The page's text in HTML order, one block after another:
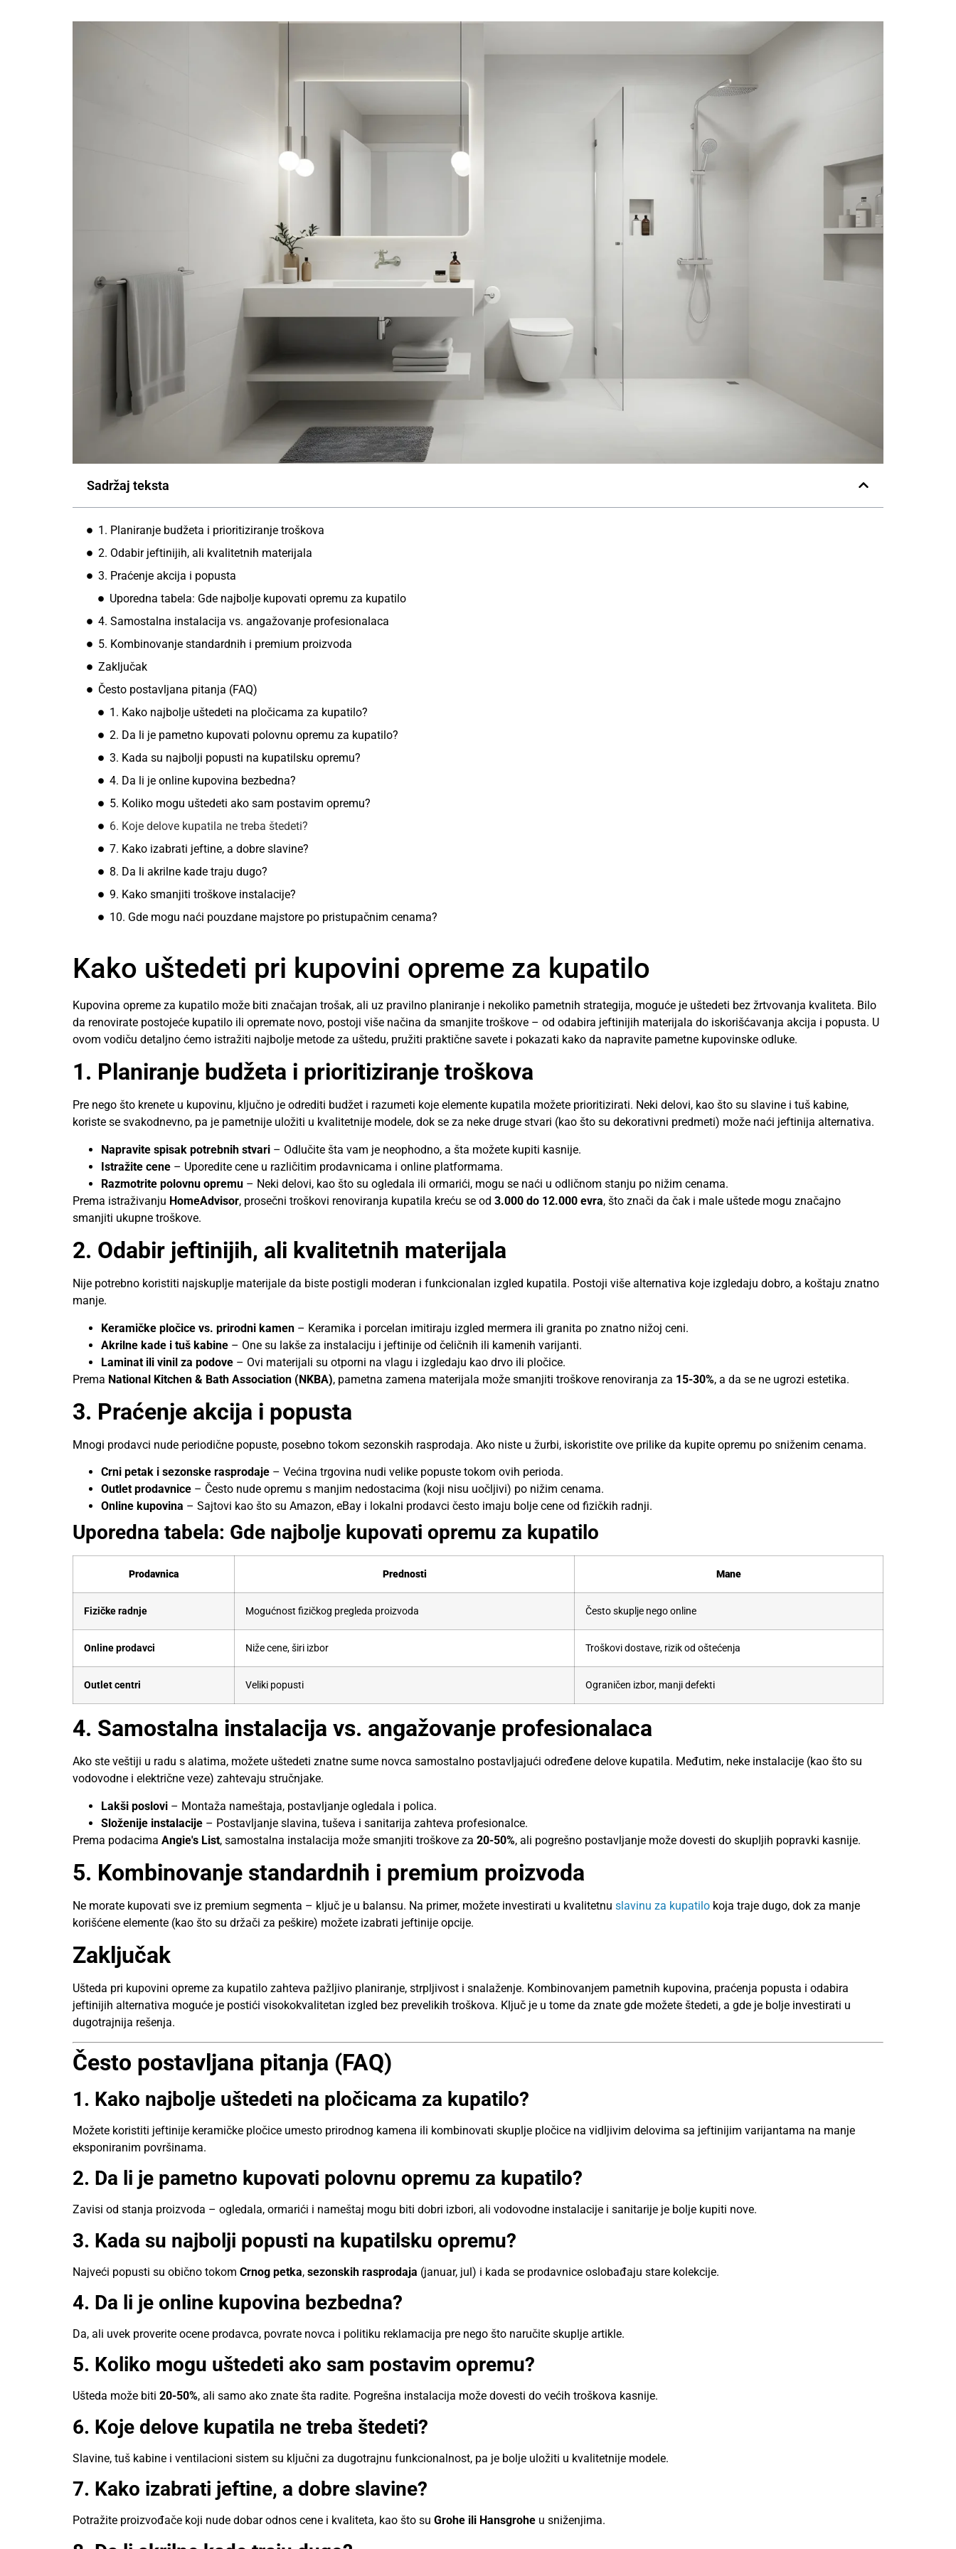
Sadržaj teksta
1. Planiranje budžeta i prioritiziranje troškova
2. Odabir jeftinijih, ali kvalitetnih materijala
3. Praćenje akcija i popusta
Uporedna tabela: Gde najbolje kupovati opremu za kupatilo
4. Samostalna instalacija vs. angažovanje profesionalaca
5. Kombinovanje standardnih i premium proizvoda
Zaključak
Često postavljana pitanja (FAQ)
1. Kako najbolje uštedeti na pločicama za kupatilo?
2. Da li je pametno kupovati polovnu opremu za kupatilo?
3. Kada su najbolji popusti na kupatilsku opremu?
4. Da li je online kupovina bezbedna?
5. Koliko mogu uštedeti ako sam postavim opremu?
6. Koje delove kupatila ne treba štedeti?
7. Kako izabrati jeftine, a dobre slavine?
8. Da li akrilne kade traju dugo?
9. Kako smanjiti troškove instalacije?
10. Gde mogu naći pouzdane majstore po pristupačnim cenama?
Kako uštedeti pri kupovini opreme za kupatilo
Kupovina opreme za kupatilo može biti značajan trošak, ali uz pravilno planiranje i nekoliko pametnih strategija, moguće je uštedeti bez žrtvovanja kvaliteta. Bilo
da renovirate postojeće kupatilo ili opremate novo, postoji više načina da smanjite troškove – od odabira jeftinijih materijala do iskorišćavanja akcija i popusta. U
ovom vodiču detaljno ćemo istražiti najbolje metode za uštedu, pružiti praktične savete i pokazati kako da napravite pametne kupovinske odluke.
1. Planiranje budžeta i prioritiziranje troškova
Pre nego što krenete u kupovinu, ključno je odrediti budžet i razumeti koje elemente kupatila možete prioritizirati. Neki delovi, kao što su slavine i tuš kabine,
koriste se svakodnevno, pa je pametnije uložiti u kvalitetnije modele, dok se za neke druge stvari (kao što su dekorativni predmeti) može naći jeftinija alternativa.
Napravite spisak potrebnih stvari – Odlučite šta vam je neophodno, a šta možete kupiti kasnije.
Istražite cene – Uporedite cene u različitim prodavnicama i online platformama.
Razmotrite polovnu opremu – Neki delovi, kao što su ogledala ili ormarići, mogu se naći u odličnom stanju po nižim cenama.
Prema istraživanju HomeAdvisor, prosečni troškovi renoviranja kupatila kreću se od 3.000 do 12.000 evra, što znači da čak i male uštede mogu značajno
smanjiti ukupne troškove.
2. Odabir jeftinijih, ali kvalitetnih materijala
Nije potrebno koristiti najskuplje materijale da biste postigli moderan i funkcionalan izgled kupatila. Postoji više alternativa koje izgledaju dobro, a koštaju znatno
manje.
Keramičke pločice vs. prirodni kamen – Keramika i porcelan imitiraju izgled mermera ili granita po znatno nižoj ceni.
Akrilne kade i tuš kabine – One su lakše za instalaciju i jeftinije od čeličnih ili kamenih varijanti.
Laminat ili vinil za podove – Ovi materijali su otporni na vlagu i izgledaju kao drvo ili pločice.
Prema National Kitchen & Bath Association (NKBA), pametna zamena materijala može smanjiti troškove renoviranja za 15-30%, a da se ne ugrozi estetika.
3. Praćenje akcija i popusta
Mnogi prodavci nude periodične popuste, posebno tokom sezonskih rasprodaja. Ako niste u žurbi, iskoristite ove prilike da kupite opremu po sniženim cenama.
Crni petak i sezonske rasprodaje – Većina trgovina nudi velike popuste tokom ovih perioda.
Outlet prodavnice – Često nude opremu s manjim nedostacima (koji nisu uočljivi) po nižim cenama.
Online kupovina – Sajtovi kao što su Amazon, eBay i lokalni prodavci često imaju bolje cene od fizičkih radnji.
Uporedna tabela: Gde najbolje kupovati opremu za kupatilo
Prodavnica Prednosti Mane
Fizičke radnje Mogućnost fizičkog pregleda proizvoda Često skuplje nego online
Online prodavci Niže cene, širi izbor Troškovi dostave, rizik od oštećenja
Outlet centri Veliki popusti Ograničen izbor, manji defekti
4. Samostalna instalacija vs. angažovanje profesionalaca
Ako ste veštiji u radu s alatima, možete uštedeti znatne sume novca samostalno postavljajući određene delove kupatila. Međutim, neke instalacije (kao što su
vodovodne i električne veze) zahtevaju stručnjake.
Lakši poslovi – Montaža nameštaja, postavljanje ogledala i polica.
Složenije instalacije – Postavljanje slavina, tuševa i sanitarija zahteva profesionalce.
Prema podacima Angie's List, samostalna instalacija može smanjiti troškove za 20-50%, ali pogrešno postavljanje može dovesti do skupljih popravki kasnije.
5. Kombinovanje standardnih i premium proizvoda
Ne morate kupovati sve iz premium segmenta – ključ je u balansu. Na primer, možete investirati u kvalitetnu slavinu za kupatilo koja traje dugo, dok za manje
korišćene elemente (kao što su držači za peškire) možete izabrati jeftinije opcije.
Zaključak
Ušteda pri kupovini opreme za kupatilo zahteva pažljivo planiranje, strpljivost i snalaženje. Kombinovanjem pametnih kupovina, praćenja popusta i odabira
jeftinijih alternativa moguće je postići visokokvalitetan izgled bez prevelikih troškova. Ključ je u tome da znate gde možete štedeti, a gde je bolje investirati u
dugotrajnija rešenja.
Često postavljana pitanja (FAQ)
1. Kako najbolje uštedeti na pločicama za kupatilo?
Možete koristiti jeftinije keramičke pločice umesto prirodnog kamena ili kombinovati skuplje pločice na vidljivim delovima sa jeftinijim varijantama na manje
eksponiranim površinama.
2. Da li je pametno kupovati polovnu opremu za kupatilo?
Zavisi od stanja proizvoda – ogledala, ormarići i nameštaj mogu biti dobri izbori, ali vodovodne instalacije i sanitarije je bolje kupiti nove.
3. Kada su najbolji popusti na kupatilsku opremu?
Najveći popusti su obično tokom Crnog petka, sezonskih rasprodaja (januar, jul) i kada se prodavnice oslobađaju stare kolekcije.
4. Da li je online kupovina bezbedna?
Da, ali uvek proverite ocene prodavca, povrate novca i politiku reklamacija pre nego što naručite skuplje artikle.
5. Koliko mogu uštedeti ako sam postavim opremu?
Ušteda može biti 20-50%, ali samo ako znate šta radite. Pogrešna instalacija može dovesti do većih troškova kasnije.
6. Koje delove kupatila ne treba štedeti?
Slavine, tuš kabine i ventilacioni sistem su ključni za dugotrajnu funkcionalnost, pa je bolje uložiti u kvalitetnije modele.
7. Kako izabrati jeftine, a dobre slavine?
Potražite proizvođače koji nude dobar odnos cene i kvaliteta, kao što su Grohe ili Hansgrohe u sniženjima.